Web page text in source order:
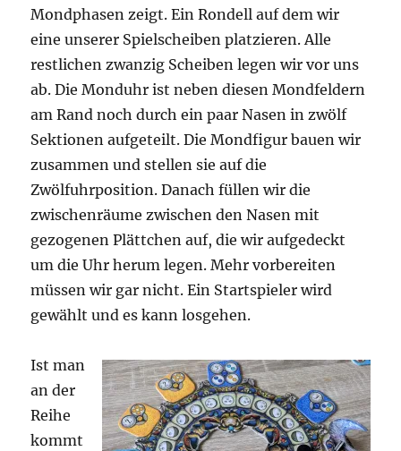
Mondphasen zeigt. Ein Rondell auf dem wir
eine unserer Spielscheiben platzieren. Alle
restlichen zwanzig Scheiben legen wir vor uns
ab. Die Monduhr ist neben diesen Mondfeldern
am Rand noch durch ein paar Nasen in zwölf
Sektionen aufgeteilt. Die Mondfigur bauen wir
zusammen und stellen sie auf die
Zwölfuhrposition. Danach füllen wir die
zwischenräume zwischen den Nasen mit
gezogenen Plättchen auf, die wir aufgedeckt
um die Uhr herum legen. Mehr vorbereiten
müssen wir gar nicht. Ein Startspieler wird
gewählt und es kann losgehen.
Ist man
an der
Reihe
kommt